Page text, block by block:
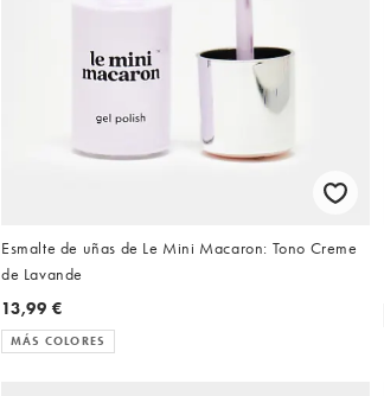
Esmalte de uñas de Le Mini Macaron: Tono Creme
de Lavande
13,99 €
MÁS COLORES